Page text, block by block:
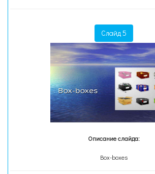
Слайд 5
Описание слайда:
Box-boxes